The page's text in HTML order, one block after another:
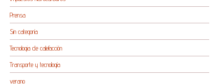
Prensa
Sin categoría
Tecnologia de calefacción
Transporte y tecnología
verano